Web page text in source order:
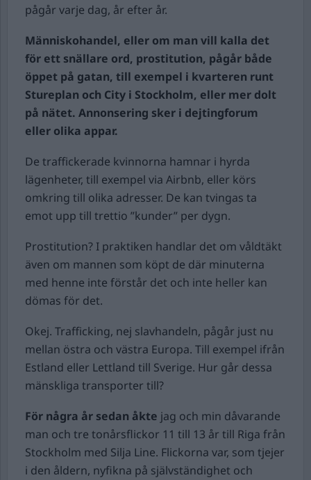
pågår varje dag, år efter år.
Människohandel, eller om man vill kalla det
för ett snällare ord, prostitution, pågår både
öppet på gatan, till exempel i kvarteren runt
Stureplan och City i Stockholm, eller mer dolt
på nätet. Annonsering sker i dejtingforum
eller olika appar.
De traffickerade kvinnorna hamnar i hyrda
lägenheter, till exempel via Airbnb, eller körs
omkring till olika adresser. De kan tvingas ta
emot upp till trettio ”kunder” per dygn.
Prostitution? I praktiken handlar det om våldtäkt
även om mannen som köpt de där minuterna
med henne inte förstår det och inte heller kan
dömas för det.
Okej. Trafficking, nej slavhandeln, pågår just nu
mellan östra och västra Europa. Till exempel ifrån
Estland eller Lettland till Sverige. Hur går dessa
mänskliga transporter till?
För några år sedan åkte jag och min dåvarande
man och tre tonårsflickor 11 till 13 år till Riga från
Stockholm med Silja Line. Flickorna var, som tjejer
i den åldern, nyfikna på självständighet och